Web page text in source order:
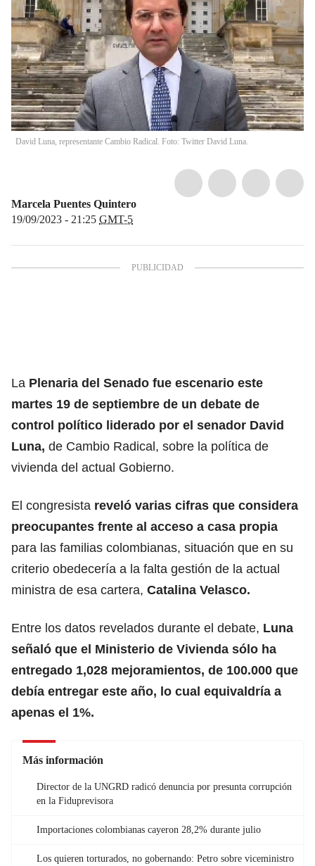
David Luna, representante Cambio Radical. Foto: Twitter David Luna.
Marcela Puentes Quintero
19/09/2023 - 21:25 GMT-5
La Plenaria del Senado fue escenario este
martes 19 de septiembre de un debate de
control político liderado por el senador David
Luna, de Cambio Radical, sobre la política de
vivienda del actual Gobierno.
El congresista reveló varias cifras que considera
preocupantes frente al acceso a casa propia
para las familias colombianas, situación que en su
criterio obedecería a la falta gestión de la actual
ministra de esa cartera, Catalina Velasco.
Entre los datos revelados durante el debate, Luna
señaló que el Ministerio de Vivienda sólo ha
entregado 1,028 mejoramientos, de 100.000 que
debía entregar este año, lo cual equivaldría a
apenas el 1%.
Más información
Director de la UNGRD radicó denuncia por presunta corrupción
en la Fiduprevisora
Importaciones colombianas cayeron 28,2% durante julio
Los quieren torturados, no gobernando: Petro sobre viceministro